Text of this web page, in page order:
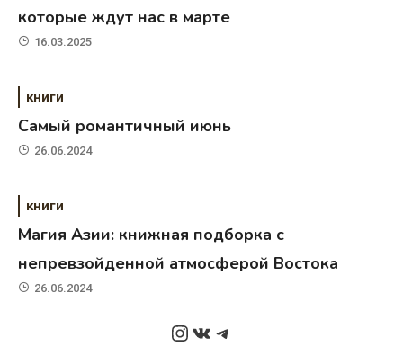
которые ждут нас в марте
16.03.2025
книги
Самый романтичный июнь
26.06.2024
книги
Магия Азии: книжная подборка с
непревзойденной атмосферой Востока
26.06.2024
Instagram
ВКонтакте
Telegram